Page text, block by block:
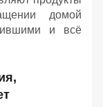
домой
и всё